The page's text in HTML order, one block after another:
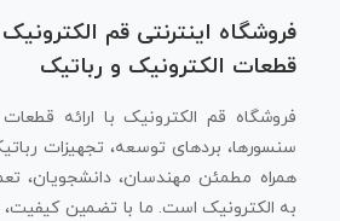
فروشگاه اینترنتی قم
قطعات الکترونیک و رباتیک
فروشگاه قم الکترونیک با ارائه قطعات
سنسورها، بردهای توسعه، تجهیزات
همراه مطمئن مهندسان، دانشجویان،
به الکترونیک است. ما با تضمین